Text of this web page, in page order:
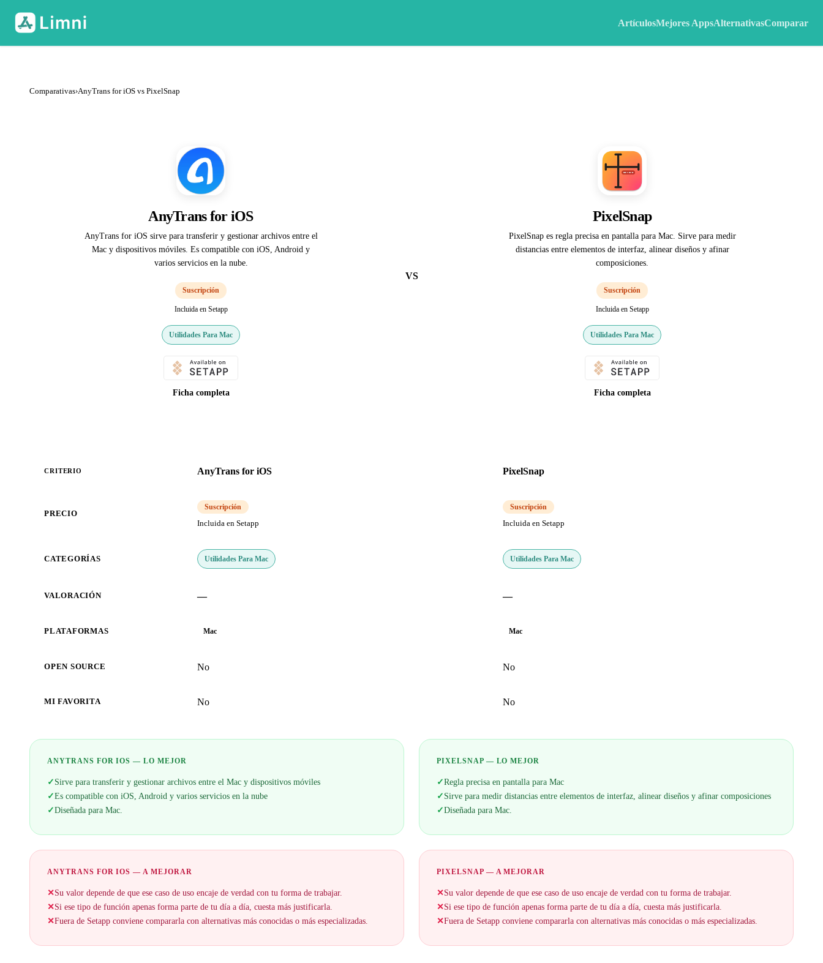
ArtículosMejores AppsAlternativasComparar
Comparativas›AnyTrans for iOS vs PixelSnap
AnyTrans for iOS
AnyTrans for iOS sirve para transferir y gestionar archivos entre el
Mac y dispositivos móviles. Es compatible con iOS, Android y
varios servicios en la nube.
Suscripción
Incluida en Setapp
Utilidades Para Mac
Ficha completa
VS
PixelSnap
PixelSnap es regla precisa en pantalla para Mac. Sirve para medir
distancias entre elementos de interfaz, alinear diseños y afinar
composiciones.
Suscripción
Incluida en Setapp
Utilidades Para Mac
Ficha completa
CRITERIO AnyTrans for iOS PixelSnap
PRECIO
Suscripción
Incluida en Setapp
Suscripción
Incluida en Setapp
CATEGORÍAS Utilidades Para Mac Utilidades Para Mac
VALORACIÓN — —
PLATAFORMAS Mac Mac
OPEN SOURCE No No
MI FAVORITA No No
ANYTRANS FOR IOS — LO MEJOR
✓Sirve para transferir y gestionar archivos entre el Mac y dispositivos móviles
✓Es compatible con iOS, Android y varios servicios en la nube
✓Diseñada para Mac.
PIXELSNAP — LO MEJOR
✓Regla precisa en pantalla para Mac
✓Sirve para medir distancias entre elementos de interfaz, alinear diseños y afinar composiciones
✓Diseñada para Mac.
ANYTRANS FOR IOS — A MEJORAR
✕Su valor depende de que ese caso de uso encaje de verdad con tu forma de trabajar.
✕Si ese tipo de función apenas forma parte de tu día a día, cuesta más justificarla.
✕Fuera de Setapp conviene compararla con alternativas más conocidas o más especializadas.
PIXELSNAP — A MEJORAR
✕Su valor depende de que ese caso de uso encaje de verdad con tu forma de trabajar.
✕Si ese tipo de función apenas forma parte de tu día a día, cuesta más justificarla.
✕Fuera de Setapp conviene compararla con alternativas más conocidas o más especializadas.